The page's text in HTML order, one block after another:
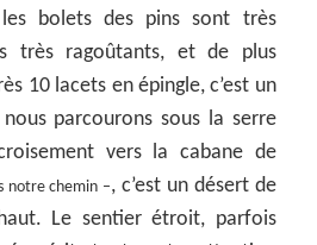
bolets des pins sont très
très ragoûtants, et de plus
10 lacets en épingle, c’est un
parcourons sous la serre
vers la cabane de
notre chemin –, c’est un désert de
Le sentier étroit, parfois